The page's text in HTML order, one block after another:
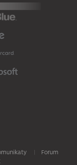
Forum